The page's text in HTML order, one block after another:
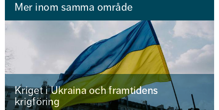
Mer inom samma område
Kriget i Ukraina och framtidens
krigföring